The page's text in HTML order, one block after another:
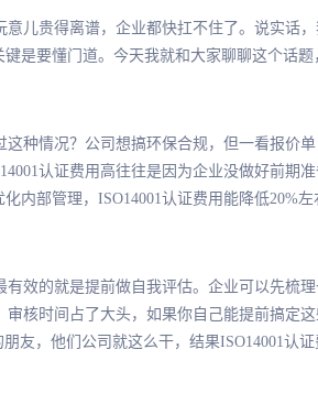
儿贵得离谱，企业都快扛不住了。说实话
是要懂门道。今天我就和大家聊聊这个话
种情况？公司想搞环保合规，但一看报价单
认证费用高往往是因为企业没做好前期
内部管理，ISO14001认证费用能降低20%左
效的就是提前做自我评估。企业可以先梳
核时间占了大头，如果你自己能提前搞定
友，他们公司就这么干，结果ISO14001认证